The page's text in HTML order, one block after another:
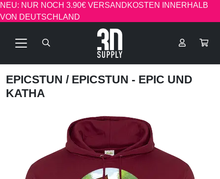
NEU: NUR NOCH 3.90€ VERSANDKOSTEN INNERHALB
VON DEUTSCHLAND
EPICSTUN / EPICSTUN - EPIC UND
KATHA